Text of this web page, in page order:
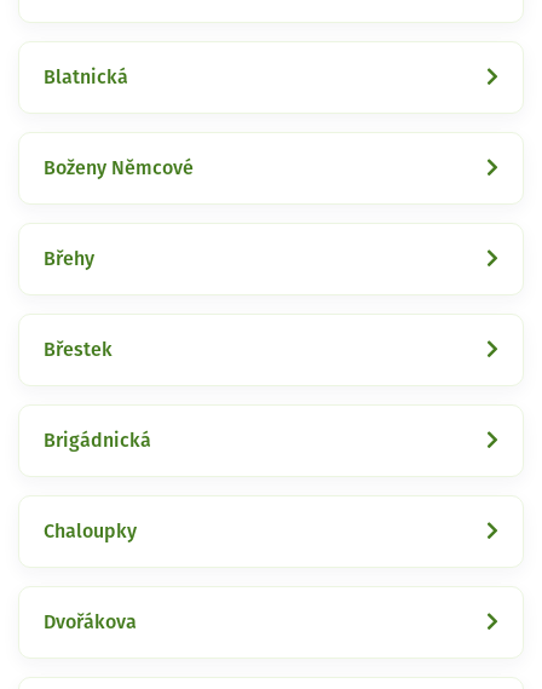
Blatnická
Boženy Němcové
Břehy
Břestek
Brigádnická
Chaloupky
Dvořákova